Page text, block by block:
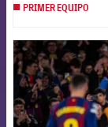
PRIMER EQUIPO